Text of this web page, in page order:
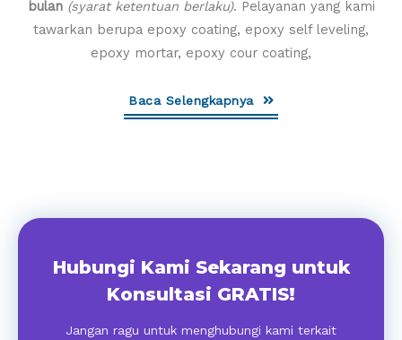
bulan (syarat ketentuan berlaku). Pelayanan yang kami
tawarkan berupa epoxy coating, epoxy self leveling,
epoxy mortar, epoxy cour coating,
Baca Selengkapnya
Hubungi Kami Sekarang untuk
Konsultasi GRATIS!
Jangan ragu untuk menghubungi kami terkait